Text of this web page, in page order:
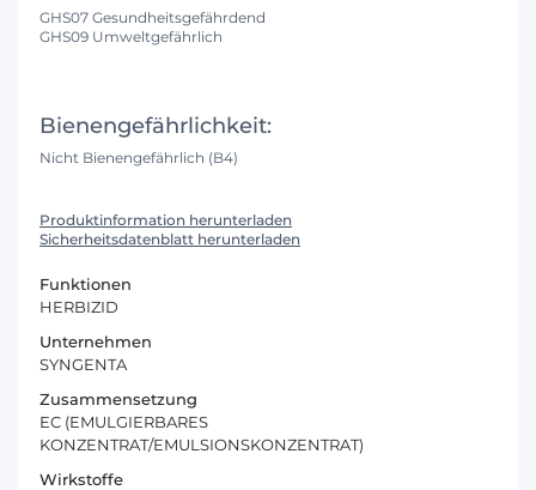
GHS07 Gesundheitsgefährdend
GHS09 Umweltgefährlich
Bienengefährlichkeit:
Nicht Bienengefährlich (B4)
Produktinformation herunterladen
Sicherheitsdatenblatt herunterladen
Funktionen
HERBIZID
Unternehmen
SYNGENTA
Zusammensetzung
EC (EMULGIERBARES
KONZENTRAT/EMULSIONSKONZENTRAT)
Wirkstoffe